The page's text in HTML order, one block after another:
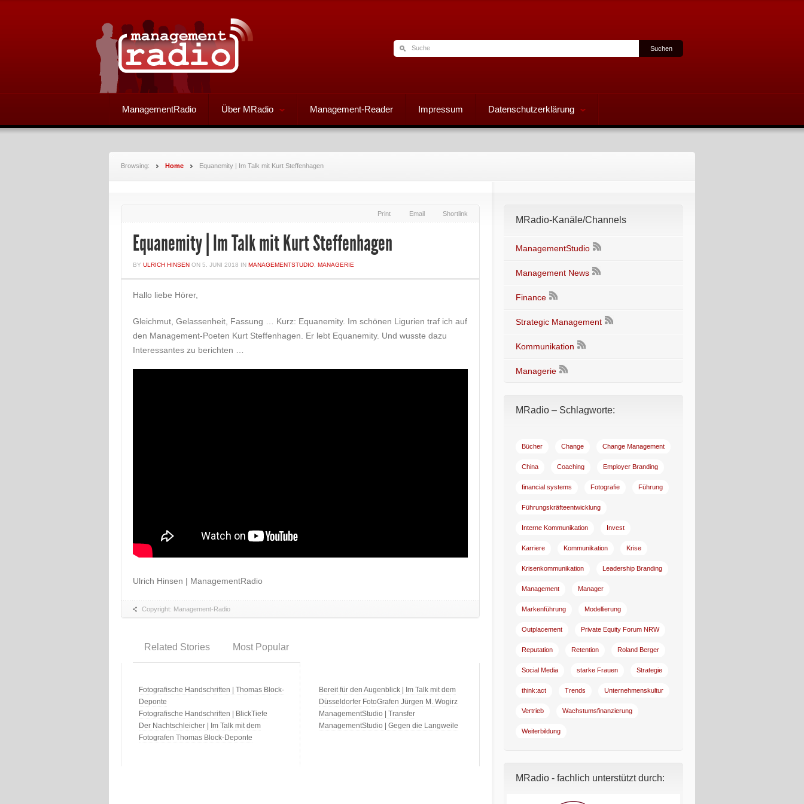
ManagementRadio Über MRadio Management-Reader Impressum Datenschutzerklärung
Browsing: Home Equanemity | Im Talk mit Kurt Steffenhagen
Print Email Shortlink
Equanemity | Im Talk mit Kurt Steffenhagen
BY ULRICH HINSEN ON 5. JUNI 2018 IN MANAGEMENTSTUDIO MANAGERIE
Hallo liebe Hörer,
Gleichmut, Gelassenheit, Fassung … Kurz: Equanemity. Im schönen Ligurien traf ich auf
den Management-Poeten Kurt Steffenhagen. Er lebt Equanemity. Und wusste dazu
Interessantes zu berichten …
Ulrich Hinsen | ManagementRadio
Copyright: Management-Radio
Related Stories Most Popular
Fotografische Handschriften | Thomas Block-
Deponte
Fotografische Handschriften | BlickTiefe
Der Nachtschleicher | Im Talk mit dem
Fotografen Thomas Block-Deponte
Bereit für den Augenblick | Im Talk mit dem
Düsseldorfer FotoGrafen Jürgen M. Wogirz
ManagementStudio | Transfer
ManagementStudio | Gegen die Langweile
MRadio-Kanäle/Channels
ManagementStudio
Management News
Finance
Strategic Management
Kommunikation
Managerie
MRadio – Schlagworte:
Bücher Change Change Management
China Coaching Employer Branding
financial systems Fotografie Führung
Führungskräfteentwicklung
Interne Kommunikation Invest
Karriere Kommunikation Krise
Krisenkommunikation Leadership Branding
Management Manager
Markenführung Modellierung
Outplacement Private Equity Forum NRW
Reputation Retention Roland Berger
Social Media starke Frauen Strategie
think:act Trends Unternehmenskultur
Vertrieb Wachstumsfinanzierung
Weiterbildung
MRadio - fachlich unterstützt durch: